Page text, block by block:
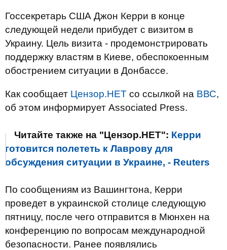
Госсекретарь США Джон Керри в конце
следующей недели прибудет с визитом в
Украину. Цель визита - продемонстрировать
поддержку властям в Киеве, обеспокоенным
обострением ситуации в Донбассе.
Как сообщает Цензор.НЕТ со ссылкой на ВВС,
об этом информирует Associated Press.
Читайте также на "Цензор.НЕТ": Керри
готовится полететь к Лаврову для
обсуждения ситуации в Украине, - Reuters
По сообщениям из Вашингтона, Керри
проведет в украинской столице следующую
пятницу, после чего отправится в Мюнхен на
конференцию по вопросам международной
безопасности. Ранее появлялись